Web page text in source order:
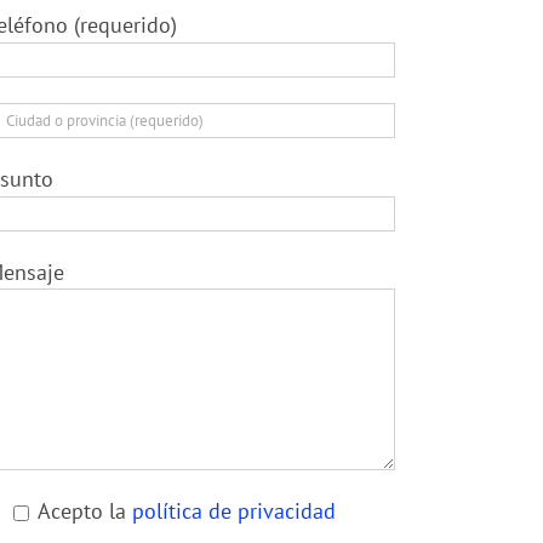
(requerido)
Acepto la política de privacidad